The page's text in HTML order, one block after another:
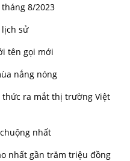
8/2023
lịch sử
tên gọi mới
nắng nóng
thức ra mắt thị trường Việt
nhất
nhất gần trăm triệu đồng